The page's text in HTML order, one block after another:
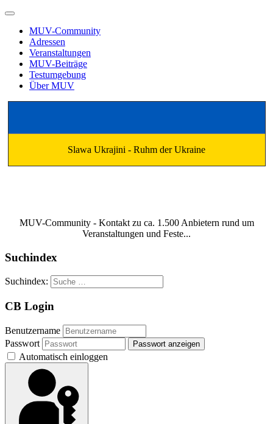
MUV-Community
Adressen
Veranstaltungen
MUV-Beiträge
Testumgebung
Über MUV
Slawa Ukrajini - Ruhm der Ukraine
MUV-Community - Kontakt zu ca. 1.500 Anbietern rund um
Veranstaltungen und Feste...
Suchindex
Suchindex:
CB Login
Benutzername
Passwort
Passwort anzeigen
Automatisch einloggen